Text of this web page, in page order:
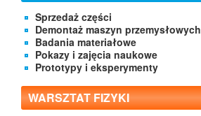
Sprzedaż części
Demontaż maszyn przemysłowych
Badania materiałowe
Pokazy i zajęcia naukowe
Prototypy i eksperymenty
WARSZTAT FIZYKI